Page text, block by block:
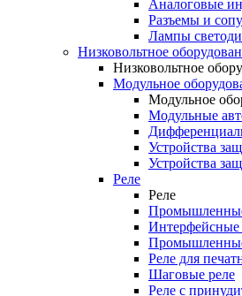
Аналоговые
Разъемы и
Лампы
Низковольтное
Низковольтное
Модульное
Модульное
Модульные
Устройства
Устройства
Реле
Реле
Интерфейсные
Реле для
Шаговые реле
Реле с